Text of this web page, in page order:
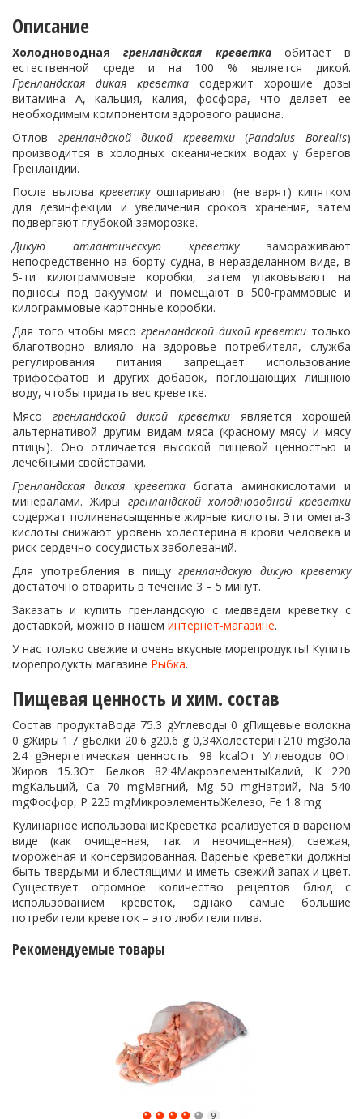
Описание
Холодноводнаягренландская креветкаобитает в
естественной среде и на 100 % является дикой.
Гренландская дикая креветка содержит хорошие дозы
витамина А, кальция, калия, фосфора, что делает ее
необходимым компонентом здорового рациона.
Отлов гренландской дикой креветки(Pandalus Borealis)
производится в холодных океанических водах у берегов
Гренландии.
После выловакреветкуошпаривают (не варят) кипятком
для дезинфекции и увеличения сроков хранения, затем
подвергают глубокой заморозке.
Дикую атлантическую креветку замораживают
непосредственно на борту судна, в неразделанном виде, в
5-ти килограммовые коробки, затем упаковывают на
подносы под вакуумом и помещают в 500-граммовые и
килограммовые картонные коробки.
Для того чтобы мясо гренландской дикой креветки только
благотворно влияло на здоровье потребителя, служба
регулирования питания запрещает использование
трифосфатов и других добавок, поглощающих лишнюю
воду, чтобы придать вес креветке.
Мясо гренландской дикой креветки является хорошей
альтернативой другим видам мяса (красному мясу и мясу
птицы). Оно отличается высокой пищевой ценностью и
лечебными свойствами.
Гренландская дикая креветкабогата аминокислотами и
минералами. Жиры гренландской холодноводной креветки
содержат полиненасыщенные жирные кислоты. Эти омега-3
кислоты снижают уровень холестерина в крови человека и
риск сердечно-сосудистых заболеваний.
Для употребления в пищугренландскую дикую креветку
достаточно отварить в течение 3 – 5 минут.
Заказать и купить гренландскую с медведем креветку с
доставкой, можно в нашем интернет-магазине.
У нас только свежие и очень вкусные морепродукты! Купить
морепродукты магазине Рыбка.
Пищевая ценность и хим. состав
Состав продуктаВода 75.3 gУглеводы 0 gПищевые волокна
0 gЖиры 1.7 gБелки 20.6 g20.6 g 0,34Холестерин 210 mgЗола
2.4 gЭнергетическая ценность: 98 kcalОт Углеводов 0От
Жиров 15.3От Белков 82.4МакроэлементыКалий, K 220
mgКальций, Ca 70 mgМагний, Mg 50 mgНатрий, Na 540
mgФосфор, P 225 mgМикроэлементыЖелезо, Fe 1.8 mg
Кулинарное использованиеКреветка реализуется в вареном
виде (как очищенная, так и неочищенная), свежая,
мороженая и консервированная. Вареные креветки должны
быть твердыми и блестящими и иметь свежий запах и цвет.
Существует огромное количество рецептов блюд с
использованием креветок, однако самые большие
потребители креветок – это любители пива.
Рекомендуемые товары
9